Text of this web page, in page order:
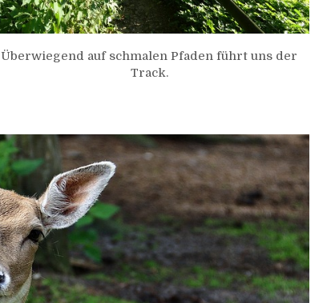
Überwiegend auf schmalen Pfaden führt uns der
Track.